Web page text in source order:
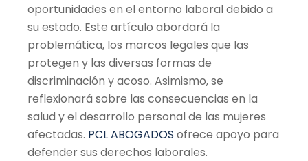
oportunidades en el entorno laboral debido a
su estado. Este artículo abordará la
problemática, los marcos legales que las
protegen y las diversas formas de
discriminación y acoso. Asimismo, se
reflexionará sobre las consecuencias en la
salud y el desarrollo personal de las mujeres
afectadas. PCL ABOGADOS ofrece apoyo para
defender sus derechos laborales.